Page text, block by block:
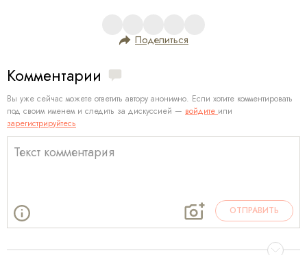
Поделиться
Комментарии
Вы уже сейчас можете ответить автору анонимно. Если хотите комментировать
под своим именем и следить за дискуссией — войдите или
зарегистрируйтесь
ОТПРАВИТЬ